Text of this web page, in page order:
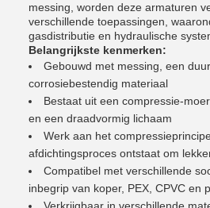
messing, worden deze armaturen
verschillende toepassingen,
gasdistributie en hydraulische
Belangrijkste kenmerken:
Gebouwd met messing, een
corrosiebestendig materiaal
Bestaat uit een compressie-
en een draadvormig lichaam
Werk aan het
afdichtingsproces ontstaat om
Compatibel met verschillende
inbegrip van koper, PEX, CPVC en